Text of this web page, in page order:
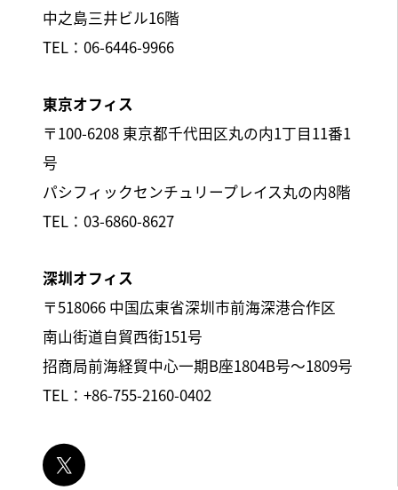
中之島三井ビル16階
TEL：06-6446-9966
東京オフィス
〒100-6208 東京都千代田区丸の内1丁目11番1
号
パシフィックセンチュリープレイス丸の内8階
TEL：03-6860-8627
深圳オフィス
〒518066 中国広東省深圳市前海深港合作区
南山街道自貿西街151号
招商局前海経貿中心一期B座1804B号～1809号
TEL：+86-755-2160-0402